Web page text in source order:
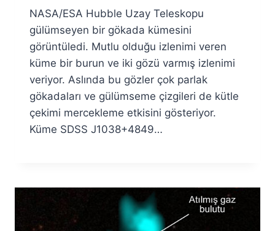
Fuat
Özyar
NASA/ESA Hubble Uzay Teleskopu
gülümseyen bir gökada kümesini
görüntüledi. Mutlu olduğu izlenimi veren
küme bir burun ve iki gözü varmış izlenimi
veriyor. Aslında bu gözler çok parlak
gökadaları ve gülümseme çizgileri de kütle
çekimi mercekleme etkisini gösteriyor.
Küme SDSS J1038+4849…